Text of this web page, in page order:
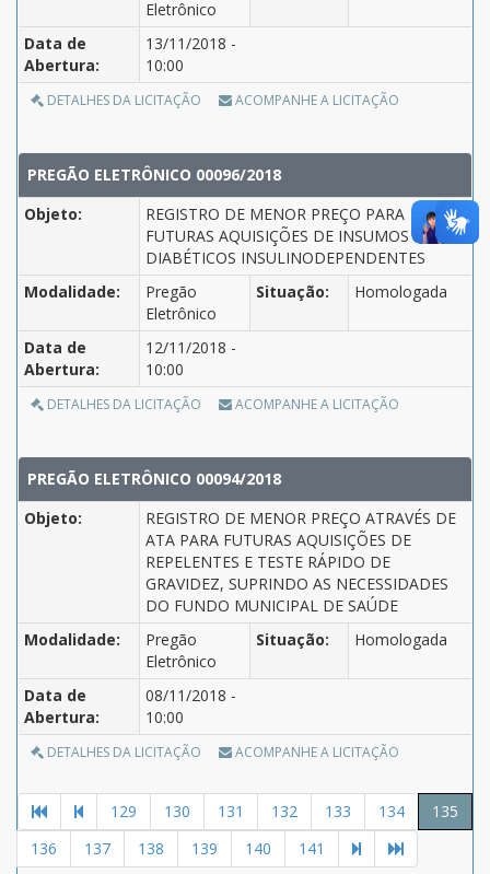
Eletrônico
Data de
Abertura:
13/11/2018 -
10:00
DETALHES DA LICITAÇÃO ACOMPANHE A LICITAÇÃO
PREGÃO ELETRÔNICO 00096/2018
Objeto:
REGISTRO DE MENOR PREÇO PARA
FUTURAS AQUISIÇÕES DE INSUMOS PARA
DIABÉTICOS INSULINODEPENDENTES
Modalidade:
Pregão
Eletrônico
Situação: Homologada
Data de
Abertura:
12/11/2018 -
10:00
DETALHES DA LICITAÇÃO ACOMPANHE A LICITAÇÃO
PREGÃO ELETRÔNICO 00094/2018
Objeto:
REGISTRO DE MENOR PREÇO ATRAVÉS DE
ATA PARA FUTURAS AQUISIÇÕES DE
REPELENTES E TESTE RÁPIDO DE
GRAVIDEZ, SUPRINDO AS NECESSIDADES
DO FUNDO MUNICIPAL DE SAÚDE
Modalidade:
Pregão
Eletrônico
Situação: Homologada
Data de
Abertura:
08/11/2018 -
10:00
DETALHES DA LICITAÇÃO ACOMPANHE A LICITAÇÃO
129 130 131 132 133 134
135
136
137 138 139 140 141